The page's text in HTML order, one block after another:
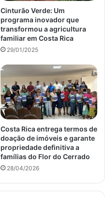
Cinturão Verde: Um
programa inovador que
transformou a agricultura
familiar em Costa Rica
29/01/2025
Costa Rica entrega termos de
doação de imóveis e garante
propriedade definitiva a
famílias do Flor do Cerrado
28/04/2026